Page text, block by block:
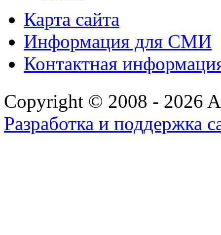
Карта сайта
Информация для СМИ
Контактная
Copyright © 2008 - 2026
Разработка и поддержка